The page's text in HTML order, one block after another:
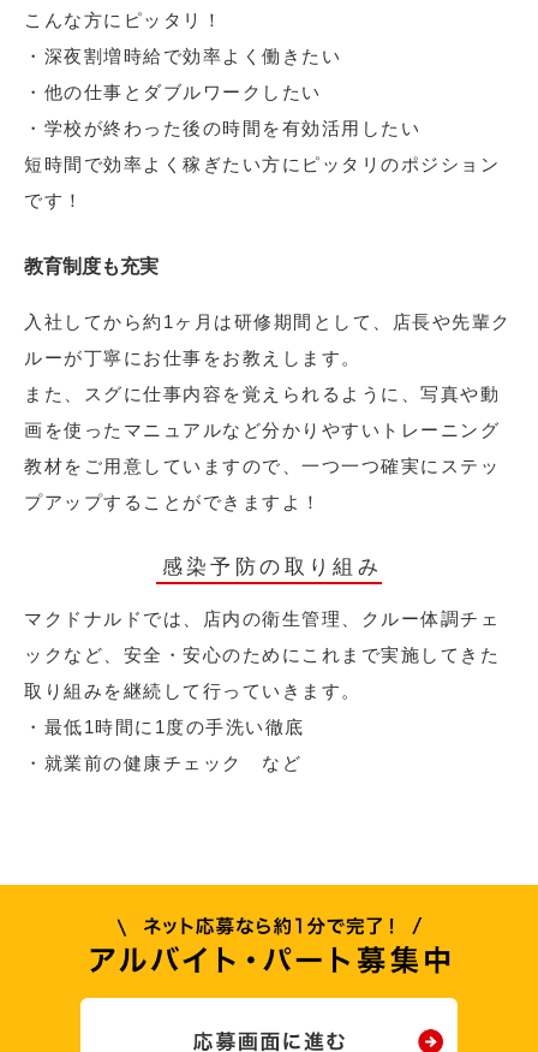
こんな方にピッタリ！
・深夜割増時給で効率よく働きたい
・他の仕事とダブルワークしたい
・学校が終わった後の時間を有効活用したい
短時間で効率よく稼ぎたい方にピッタリのポジション
です！
教育制度も充実
入社してから約1ヶ月は研修期間として、店長や先輩ク
ルーが丁寧にお仕事をお教えします。
また、スグに仕事内容を覚えられるように、写真や動
画を使ったマニュアルなど分かりやすいトレーニング
教材をご用意していますので、一つ一つ確実にステッ
プアップすることができますよ！
感染予防の取り組み
マクドナルドでは、店内の衛生管理、クルー体調チェ
ックなど、安全・安心のためにこれまで実施してきた
取り組みを継続して行っていきます。
・最低1時間に1度の手洗い徹底
・就業前の健康チェック など